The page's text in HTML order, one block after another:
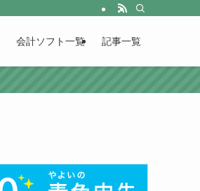
会計ソフト一覧 記事一覧